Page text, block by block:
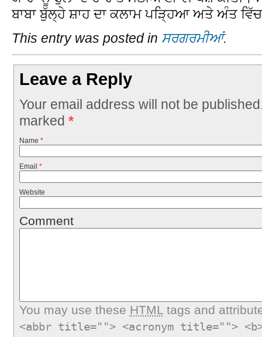
ਬਾਬਾ ਬੁੱਲ੍ਹੇ ਸ਼ਾਹ ਦਾ ਕਲਾਮ ਪੜ੍ਹਿਆ ਅਤੇ ਅੰਤ
This entry was posted in ਸਰਗਰਮੀਆਂ.
Leave a Reply
Your email address will not be
marked *
Name *
Email *
Website
Comment
You may use these HTMLtags and
<abbr title=""> <acronym title="">